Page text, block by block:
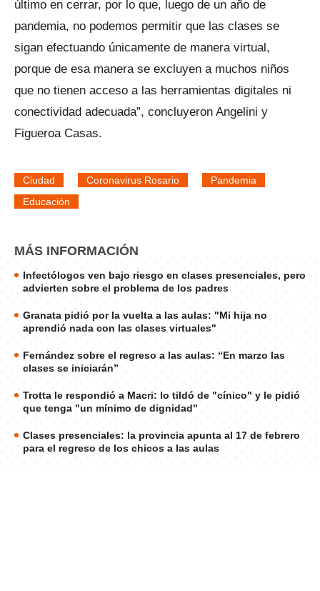
último en cerrar, por lo que, luego de un año de
pandemia, no podemos permitir que las clases se
sigan efectuando únicamente de manera virtual,
porque de esa manera se excluyen a muchos niños
que no tienen acceso a las herramientas digitales ni
conectividad adecuada”, concluyeron Angelini y
Figueroa Casas.
Ciudad Coronavirus Rosario
Pandemia
Educación
MÁS INFORMACIÓN
Infectólogos ven bajo riesgo en clases presenciales, pero
advierten sobre el problema de los padres
Granata pidió por la vuelta a las aulas: "Mi hija no
aprendió nada con las clases virtuales"
Fernández sobre el regreso a las aulas: “En marzo las
clases se iniciarán”
Trotta le respondió a Macri: lo tildó de "cínico" y le pidió
que tenga "un mínimo de dignidad"
Clases presenciales: la provincia apunta al 17 de febrero
para el regreso de los chicos a las aulas